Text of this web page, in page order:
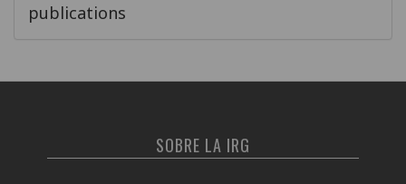
publications
SOBRE LA IRG